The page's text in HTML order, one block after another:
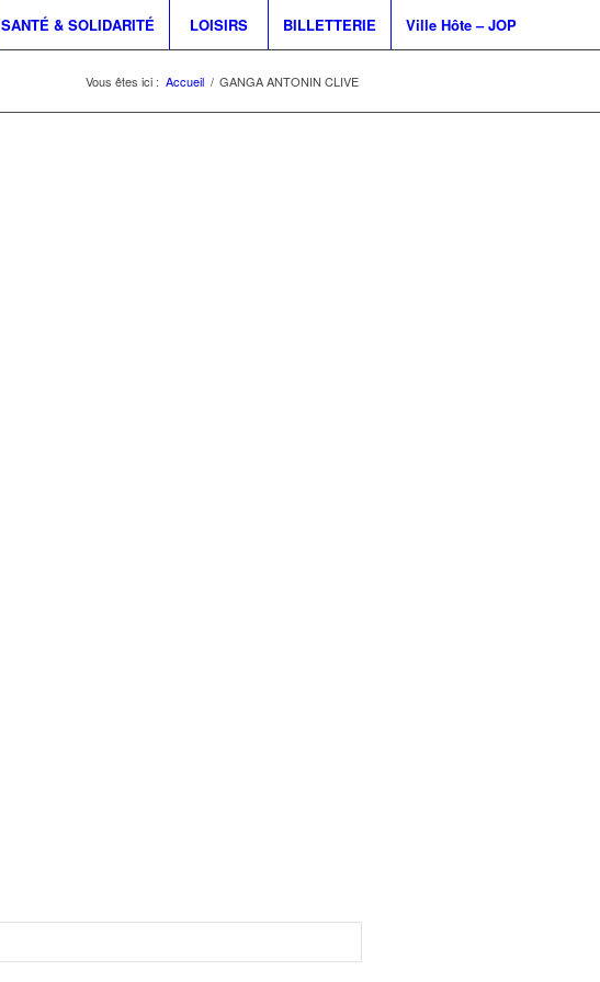
SANTÉ & SOLIDARITÉ LOISIRS BILLETTERIE Ville Hôte – JOP
Vous êtes ici : Accueil / GANGA ANTONIN CLIVE